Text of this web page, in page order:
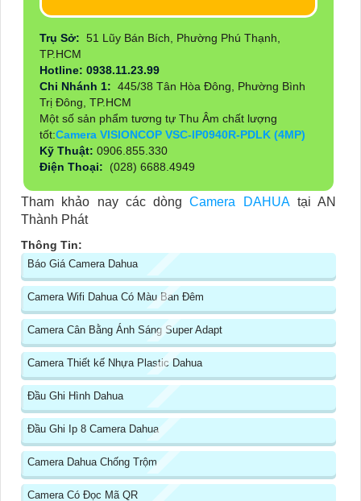
Trụ Sở: 51 Lũy Bán Bích, Phường Phú Thạnh,
TP.HCM
Hotline: 0938.11.23.99
Chi Nhánh 1: 445/38 Tân Hòa Đông, Phường Bình
Trị Đông, TP.HCM
Một số sản phẩm tương tự Thu Âm chất lượng
tốt:Camera VISIONCOP VSC-IP0940R-PDLK (4MP)
Kỹ Thuật: 0906.855.330
Điện Thoại:
(028) 6688.4949
Tham khảo nay các dòng Camera DAHUAtại AN
Thành Phát
Thông Tin:
Báo Giá Camera Dahua
Camera Wifi Dahua Có Màu Ban Đêm
Camera Cân Bằng Ánh Sáng Super Adapt
Camera Thiết kế Nhựa Plastic Dahua
Đầu Ghi Hình Dahua
Đầu Ghi Ip 8 Camera Dahua
Camera Dahua Chống Trộm
Camera Có Đọc Mã QR